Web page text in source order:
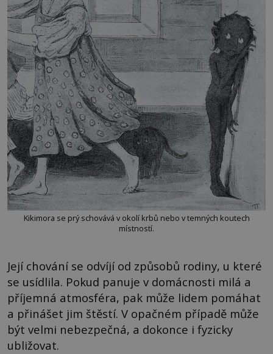
Kikimora se prý schovává v okolí krbů nebo v temných koutech
místností.
Její chování se odvíjí od způsobů rodiny, u které
se usídlila. Pokud panuje v domácnosti milá a
příjemná atmosféra, pak může lidem pomáhat
a přinášet jim štěstí. V opačném případě může
být velmi nebezpečná, a dokonce i fyzicky
ubližovat.